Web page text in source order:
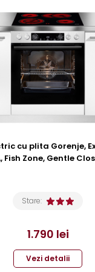
cu plita Gorenje,
Zone, Gentle
Stare:
1.790 lei
Vezi detalii